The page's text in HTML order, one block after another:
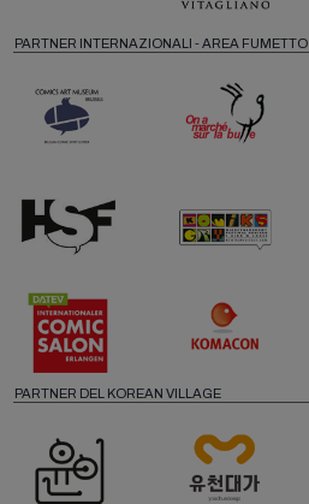
PARTNER INTERNAZIONALI - AREA FUMETTO
PARTNER DEL KOREAN VILLAGE